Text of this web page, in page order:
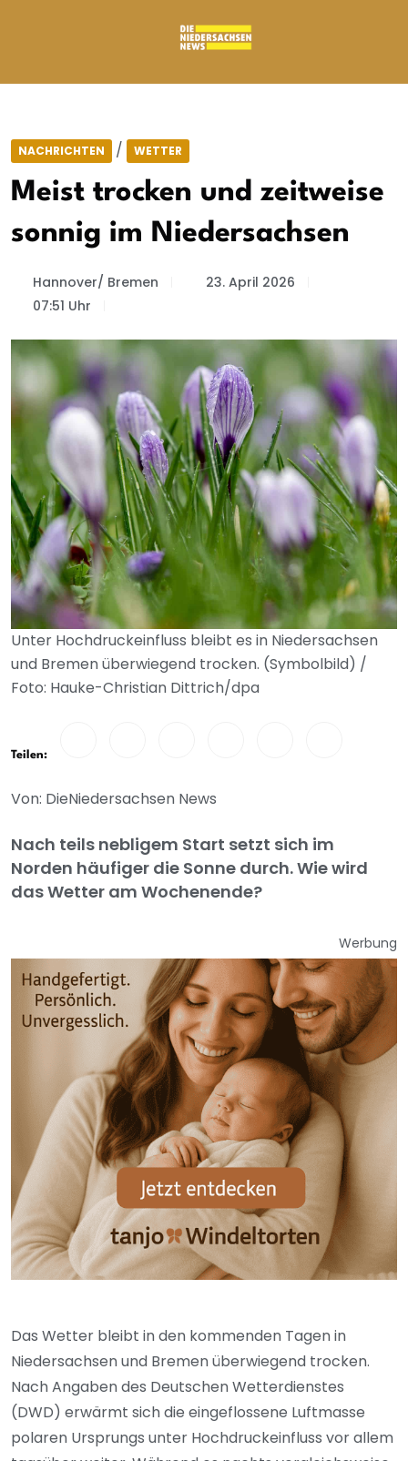
NACHRICHTEN / WETTER
Meist trocken und zeitweise
sonnig im Niedersachsen
Hannover/ Bremen
23. April 2026
07:51 Uhr
Unter Hochdruckeinfluss bleibt es in Niedersachsen
und Bremen überwiegend trocken. (Symbolbild) /
Foto: Hauke-Christian Dittrich/dpa
Teilen:
Von: DieNiedersachsen News
Nach teils nebligem Start setzt sich im
Norden häufiger die Sonne durch. Wie wird
das Wetter am Wochenende?
Werbung
Das Wetter bleibt in den kommenden Tagen in
Niedersachsen und Bremen überwiegend trocken.
Nach Angaben des Deutschen Wetterdienstes
(DWD) erwärmt sich die eingeflossene Luftmasse
polaren Ursprungs unter Hochdruckeinfluss vor allem